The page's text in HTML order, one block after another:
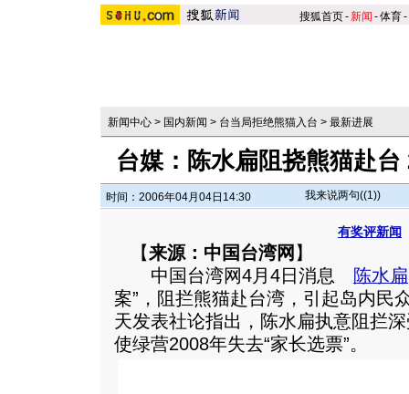
搜狐首页-新闻 -体育-
新闻中心 > 国内新闻 > 台当局拒绝熊猫入台 > 最新进展
台媒：陈水扁阻挠熊猫赴
时间：2006年04月04日14:30 我来说两句((1))
有奖评新闻
【来源：中国台湾网 】
中国台湾网4月4日消息 陈水扁
案”，阻拦熊猫赴台湾，引起岛内民
天发表社论指出，陈水扁执意阻拦
使绿营2008年失去“家长选票”。